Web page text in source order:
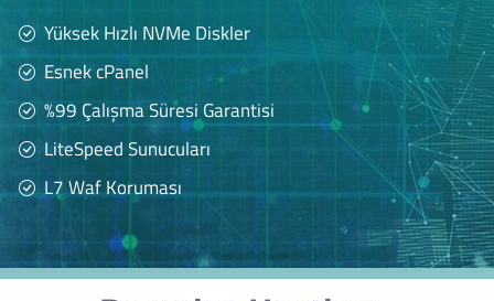
Yüksek Hızlı NVMe Diskler
Esnek cPanel
%99 Çalışma Süresi Garantisi
LiteSpeed Sunucuları
L7 Waf Koruması